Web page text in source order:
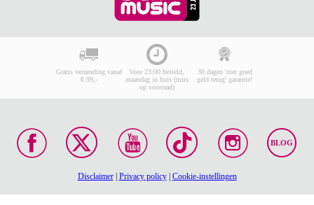
Gratis verzending vanaf
€ 99,-
Voor 23:00 besteld,
maandag in huis (mits
op voorraad)
30 dagen 'niet goed
geld terug' garantie!
BLOG
Disclaimer| Privacy policy| Cookie-instellingen